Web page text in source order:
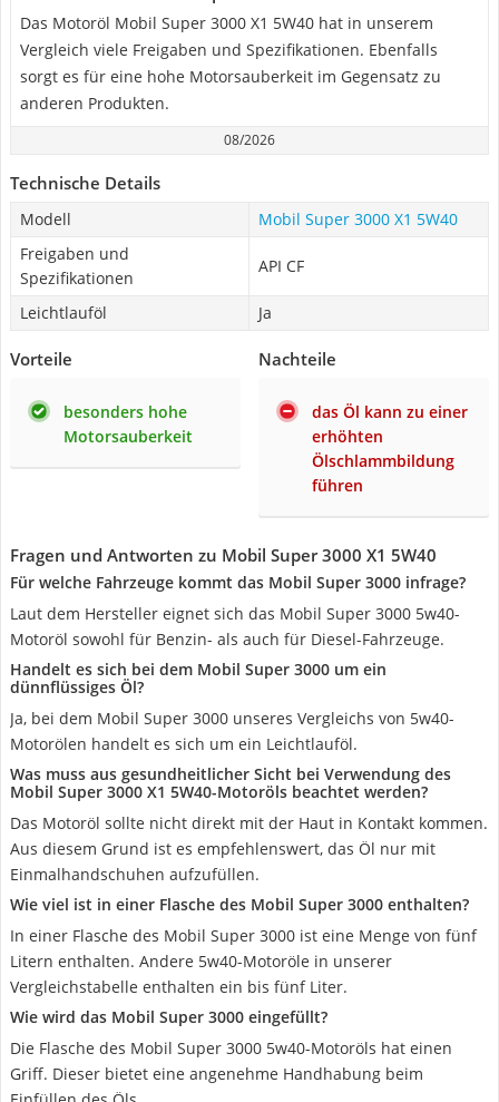
Das Motoröl Mobil Super 3000 X1 5W40 hat in unserem
Vergleich viele Freigaben und Spezifikationen. Ebenfalls
sorgt es für eine hohe Motorsauberkeit im Gegensatz zu
anderen Produkten.
08/2026
Technische Details
Modell
Mobil Super 3000 X1 5W40
Freigaben und
Spezifikationen
API CF
Leichtlauföl Ja
Vorteile
besonders hohe
Motorsauberkeit
Nachteile
das Öl kann zu einer
erhöhten
Ölschlammbildung
führen
Fragen und Antworten zu Mobil Super 3000 X1 5W40
Für welche Fahrzeuge kommt das Mobil Super 3000 infrage?
Laut dem Hersteller eignet sich das Mobil Super 3000 5w40-
Motoröl sowohl für Benzin- als auch für Diesel-Fahrzeuge.
Handelt es sich bei dem Mobil Super 3000 um ein
dünnflüssiges Öl?
Ja, bei dem Mobil Super 3000 unseres Vergleichs von 5w40-
Motorölen handelt es sich um ein Leichtlauföl.
Was muss aus gesundheitlicher Sicht bei Verwendung des
Mobil Super 3000 X1 5W40-Motoröls beachtet werden?
Das Motoröl sollte nicht direkt mit der Haut in Kontakt kommen.
Aus diesem Grund ist es empfehlenswert, das Öl nur mit
Einmalhandschuhen aufzufüllen.
Wie viel ist in einer Flasche des Mobil Super 3000 enthalten?
In einer Flasche des Mobil Super 3000 ist eine Menge von fünf
Litern enthalten. Andere 5w40-Motoröle in unserer
Vergleichstabelle enthalten ein bis fünf Liter.
Wie wird das Mobil Super 3000 eingefüllt?
Die Flasche des Mobil Super 3000 5w40-Motoröls hat einen
Griff. Dieser bietet eine angenehme Handhabung beim